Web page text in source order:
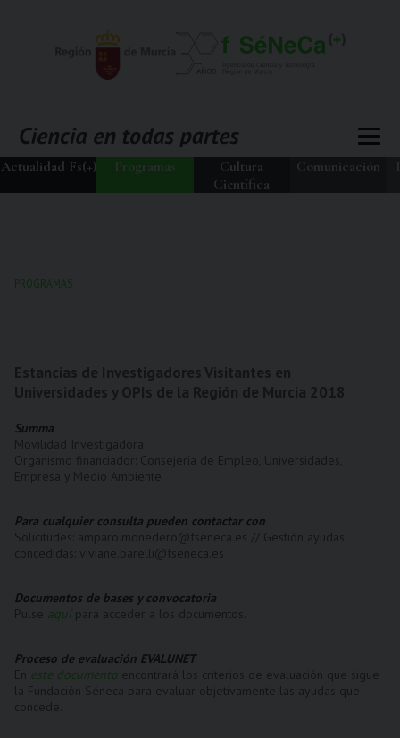
Actualidad Fs(+) Programas
Cultura
Científica
Comunicación
PROGRAMAS
Summa
Para cualquier consulta pueden contactar con
Documentos de bases y convocatoria
aquí
Proceso de evaluación EVALUNET
este documento